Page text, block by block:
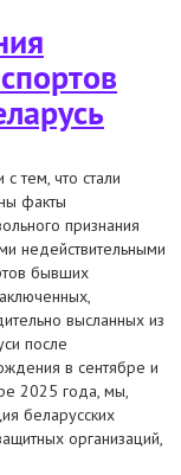
с тем, что стали
факты
признания
недействительными
бывших
высланных из
после
в сентябре и
2025 года, мы,
беларусских
организаций,